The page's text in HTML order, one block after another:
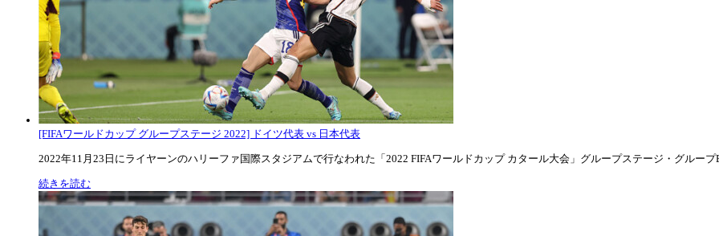
[FIFAワールドカップ グループステージ 2022] ドイツ代表 vs 日本代表
2022年11月23日にライヤーンのハリーファ国際スタジアムで行なわれた「2022 FIFAワールドカップ カタール大会」グループステージ・グループ
続きを読む